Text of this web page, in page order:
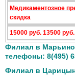
Медикаментозное
скидка
15000 руб. 13500 руб.
Филиал в
телефоны: 8(495)
Филиал в